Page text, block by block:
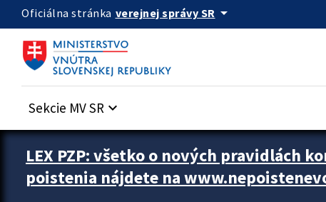
Preskocit na hlavný obsah
Oficiálna stránka verejnej správy SR arrow_drop_down
Sekcie MV SR keyboard_arrow_down
Zastavit automatický posun upútavok
LEX PZP: všetko o nových pravidlách
poistenia nájdete na